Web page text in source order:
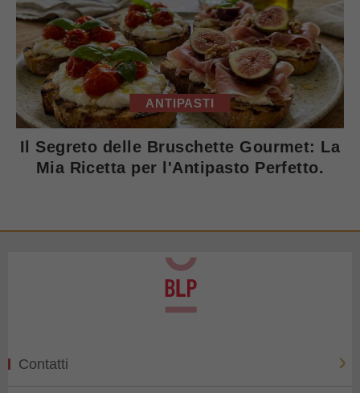
ANTIPASTI
Il Segreto delle Bruschette Gourmet: La
Mia Ricetta per l'Antipasto Perfetto.
Contatti